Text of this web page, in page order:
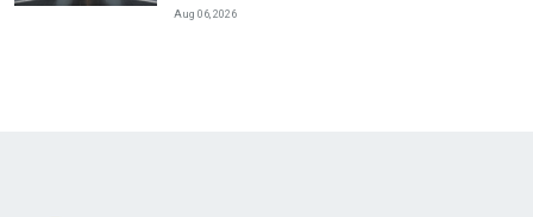
Aug 06, 2026